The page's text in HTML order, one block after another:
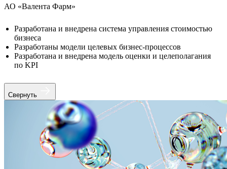
АО «Валента Фарм»
Разработана и внедрена система управления стоимостью
бизнеса
Разработаны модели целевых бизнес-процессов
Разработана и внедрена модель оценки и целеполагания
по KPI
Свернуть